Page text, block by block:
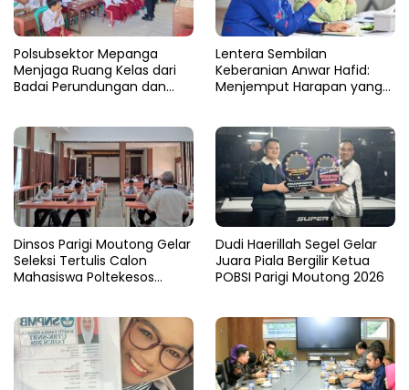
Polsubsektor Mepanga
Menjaga Ruang Kelas dari
Badai Perundungan dan
Lentera Sembilan
Keberanian Anwar Hafid:
Menjemput Harapan yang
Dinsos Parigi Moutong Gelar
Seleksi Tertulis Calon
Mahasiswa Poltekesos
Dudi Haerillah Segel Gelar
Juara Piala Bergilir Ketua
POBSI Parigi Moutong 2026